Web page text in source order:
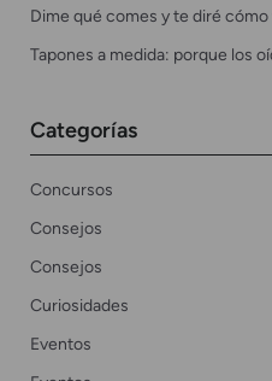
Dime qué comes y te diré cómo
Tapones a medida: porque los
Categorías
Concursos
Consejos
Consejos
Curiosidades
Eventos